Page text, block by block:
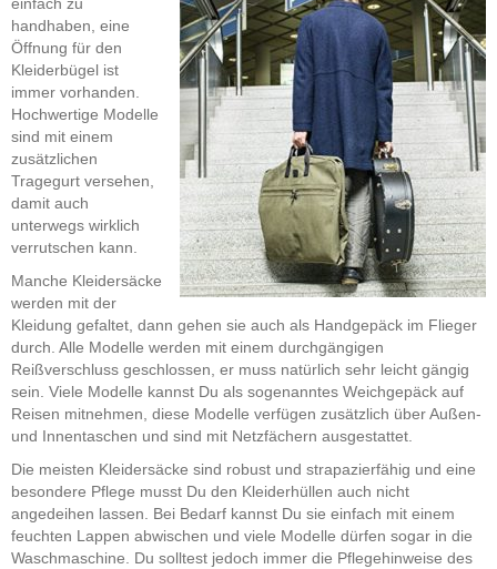
handhaben, eine
Öffnung für den
Kleiderbügel ist
immer vorhanden.
Hochwertige Modelle
sind mit einem
zusätzlichen
Tragegurt versehen,
damit auch
unterwegs wirklich
verrutschen kann.
Manche Kleidersäcke
werden mit der
Kleidung gefaltet, dann gehen sie auch als Handgepäck im Flieger
durch. Alle Modelle werden mit einem durchgängigen
Reißverschluss geschlossen, er muss natürlich sehr leicht gängig
sein. Viele Modelle kannst Du als sogenanntes Weichgepäck auf
Reisen mitnehmen, diese Modelle verfügen zusätzlich über Außen-
und Innentaschen und sind mit Netzfächern ausgestattet.
Die meisten Kleidersäcke sind robust und strapazierfähig und eine
besondere Pflege musst Du den Kleiderhüllen auch nicht
angedeihen lassen. Bei Bedarf kannst Du sie einfach mit einem
feuchten Lappen abwischen und viele Modelle dürfen sogar in die
Waschmaschine. Du solltest jedoch immer die Pflegehinweise des